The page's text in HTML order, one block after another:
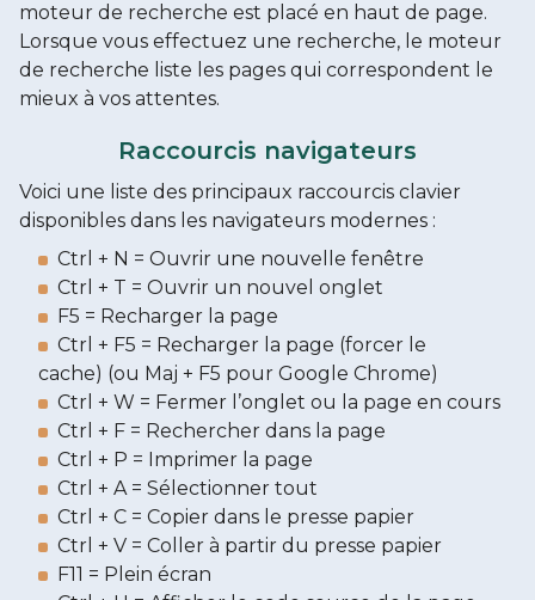
moteur de recherche est placé en haut de page.
Lorsque vous effectuez une recherche, le moteur
de recherche liste les pages qui correspondent le
mieux à vos attentes.
Raccourcis navigateurs
Voici une liste des principaux raccourcis clavier
disponibles dans les navigateurs modernes :
Ctrl + N = Ouvrir une nouvelle fenêtre
Ctrl + T = Ouvrir un nouvel onglet
F5 = Recharger la page
Ctrl + F5 = Recharger la page (forcer le
cache) (ou Maj + F5 pour Google Chrome)
Ctrl + W = Fermer l’onglet ou la page en cours
Ctrl + F = Rechercher dans la page
Ctrl + P = Imprimer la page
Ctrl + A = Sélectionner tout
Ctrl + C = Copier dans le presse papier
Ctrl + V = Coller à partir du presse papier
F11 = Plein écran